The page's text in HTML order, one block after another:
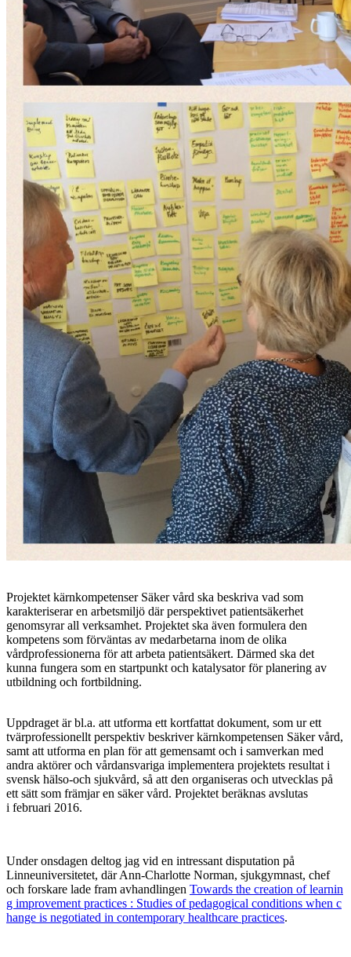
Projektet kärnkompetenser Säker vård ska beskriva vad som
karakteriserar en arbetsmiljö där perspektivet patientsäkerhet
genomsyrar all verksamhet. Projektet ska även formulera den
kompetens som förväntas av medarbetarna inom de olika
vårdprofessionerna för att arbeta patientsäkert. Därmed ska det
kunna fungera som en startpunkt och katalysator för planering av
utbildning och fortbildning.
Uppdraget är bl.a. att utforma ett kortfattat dokument, som ur ett
tvärprofessionellt perspektiv beskriverkärnkompetensen Säker vård,
samt att utforma en plan för att gemensamt och i samverkan med
andra aktörer och vårdansvariga implementera projektets resultat i
svensk hälso-och sjukvård, så att den organiseras och utvecklas på
ett sätt som främjaren säker vård. Projektet beräknas avslutas
i februari 2016.
Under onsdagen deltog jag vid en intressant disputation på
Linneuniversitetet, där Ann-Charlotte Norman, sjukgymnast, chef
och forskare lade fram avhandlingen Towards the creation of learnin
g improvement practices : Studies of pedagogical conditions when c
hange is negotiated in contemporary healthcare practices.